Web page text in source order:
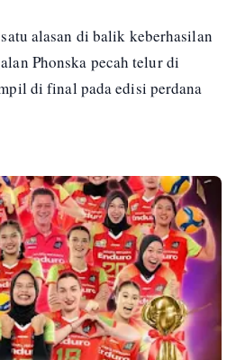
alasan di balik keberhasilan
Phonska pecah telur di
di final pada edisi perdana